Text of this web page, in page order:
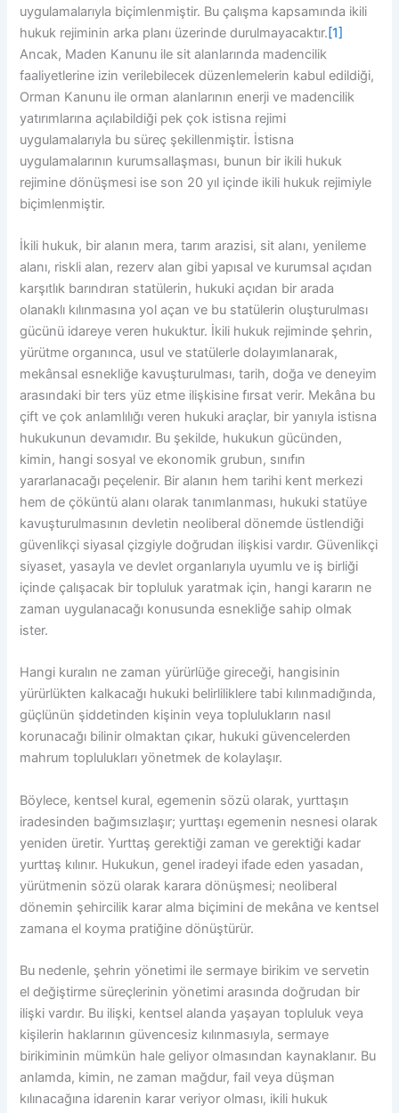
uygulamalarıyla biçimlenmiştir. Bu çalışma kapsamında ikili
hukuk rejiminin arka planı üzerinde durulmayacaktır. [1]
Ancak, Maden Kanunu ile sit alanlarında madencilik
faaliyetlerine izin verilebilecek düzenlemelerin kabul edildiği,
Orman Kanunu ile orman alanlarının enerji ve madencilik
yatırımlarına açılabildiği pek çok istisna rejimi
uygulamalarıyla bu süreç şekillenmiştir. İstisna
uygulamalarının kurumsallaşması, bunun bir ikili hukuk
rejimine dönüşmesi ise son 20 yıl içinde ikili hukuk rejimiyle
biçimlenmiştir.
İkili hukuk, bir alanın mera, tarım arazisi, sit alanı, yenileme
alanı, riskli alan, rezerv alan gibi yapısal ve kurumsal açıdan
karşıtlık barındıran statülerin, hukuki açıdan bir arada
olanaklı kılınmasına yol açan ve bu statülerin oluşturulması
gücünü idareye veren hukuktur. İkili hukuk rejiminde şehrin,
yürütme organınca, usul ve statülerle dolayımlanarak,
mekânsal esnekliğe kavuşturulması, tarih, doğa ve deneyim
arasındaki bir ters yüz etme ilişkisine fırsat verir. Mekâna bu
çift ve çok anlamlılığı veren hukuki araçlar, bir yanıyla istisna
hukukunun devamıdır. Bu şekilde, hukukun gücünden,
kimin, hangi sosyal ve ekonomik grubun, sınıfın
yararlanacağı peçelenir. Bir alanın hem tarihi kent merkezi
hem de çöküntü alanı olarak tanımlanması, hukuki statüye
kavuşturulmasının devletin neoliberal dönemde üstlendiği
güvenlikçi siyasal çizgiyle doğrudan ilişkisi vardır. Güvenlikçi
siyaset, yasayla ve devlet organlarıyla uyumlu ve iş birliği
içinde çalışacak bir topluluk yaratmak için, hangi kararın ne
zaman uygulanacağı konusunda esnekliğe sahip olmak
ister.
Hangi kuralın ne zaman yürürlüğe gireceği, hangisinin
yürürlükten kalkacağı hukuki belirliliklere tabi kılınmadığında,
güçlünün şiddetinden kişinin veya toplulukların nasıl
korunacağı bilinir olmaktan çıkar, hukuki güvencelerden
mahrum toplulukları yönetmek de kolaylaşır.
Böylece, kentsel kural, egemenin sözü olarak, yurttaşın
iradesinden bağımsızlaşır; yurttaşı egemenin nesnesi olarak
yeniden üretir. Yurttaş gerektiği zaman ve gerektiği kadar
yurttaş kılınır. Hukukun, genel iradeyi ifade eden yasadan,
yürütmenin sözü olarak karara dönüşmesi; neoliberal
dönemin şehircilik karar alma biçimini de mekâna ve kentsel
zamana el koyma pratiğine dönüştürür.
Bu nedenle, şehrin yönetimi ile sermaye birikim ve servetin
el değiştirme süreçlerinin yönetimi arasında doğrudan bir
ilişki vardır. Bu ilişki, kentsel alanda yaşayan topluluk veya
kişilerin haklarının güvencesiz kılınmasıyla, sermaye
birikiminin mümkün hale geliyor olmasından kaynaklanır. Bu
anlamda, kimin, ne zaman mağdur, fail veya düşman
kılınacağına idarenin karar veriyor olması, ikili hukuk